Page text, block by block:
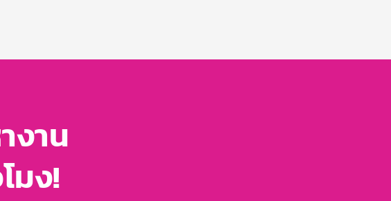
งาน
มง!